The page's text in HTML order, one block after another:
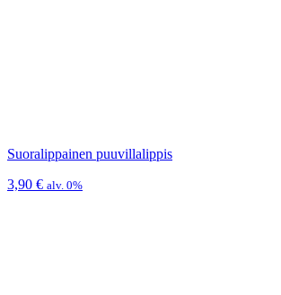
Suoralippainen puuvillalippis
3,90 € alv. 0%